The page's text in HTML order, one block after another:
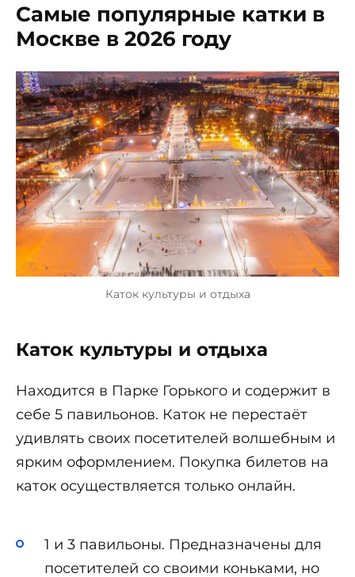
Самые популярные катки в
Москве в 2026 году
Каток культуры и отдыха
Каток культуры и отдыха
Находится в Парке Горького и содержит в
себе 5 павильонов. Каток не перестаёт
удивлять своих посетителей волшебным и
ярким оформлением. Покупка билетов на
каток осуществляется только онлайн.
1 и 3 павильоны. Предназначены для
посетителей со своими коньками, но